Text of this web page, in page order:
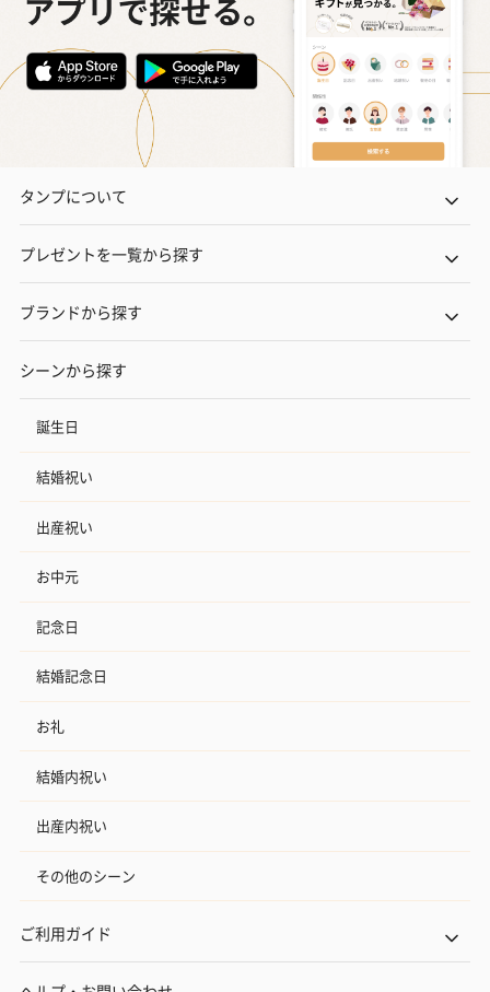
タンプについて
プレゼントを一覧から探す
ブランドから探す
シーンから探す
誕生日
結婚祝い
出産祝い
お中元
記念日
結婚記念日
お礼
結婚内祝い
出産内祝い
その他のシーン
ご利用ガイド